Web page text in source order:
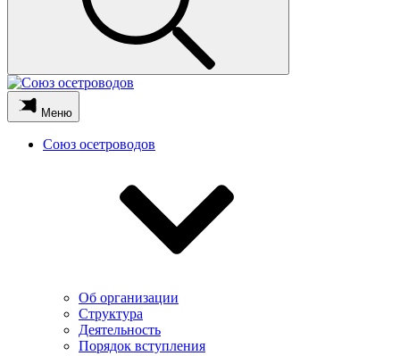
Меню
Союз осетроводов
Об организации
Структура
Деятельность
Порядок вступления